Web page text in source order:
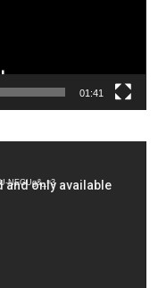
01:41
NEGUg&_=3